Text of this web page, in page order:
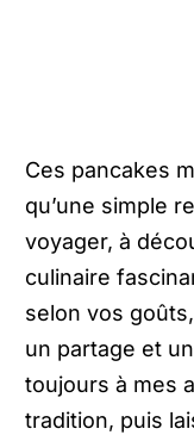
Ces pancakes
qu’une simple
voyager, à
culinaire
selon vos
un partage et
toujours à mes
tradition, puis